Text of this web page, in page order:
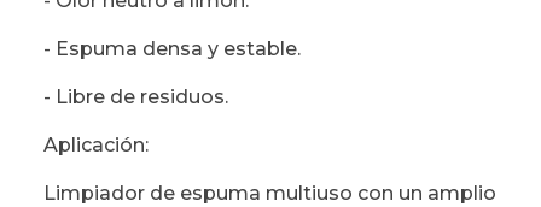
- Espuma densa y estable.
- Libre de residuos.
Aplicación:
Limpiador de espuma multiuso con un amplio